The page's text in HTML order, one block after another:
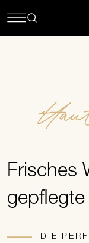
Frisches
DIE